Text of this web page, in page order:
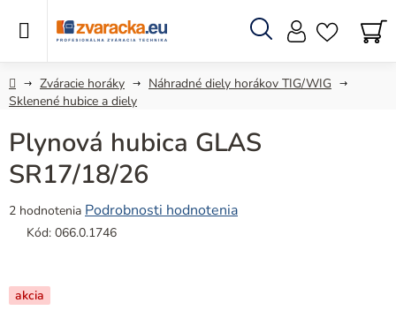
Hľadať
DomovZváracie horáky
Náhradné diely horákov TIG/WIG
Sklenené hubice a diely
Plynová hubica GLAS
SR17/18/26
Priemerné
hodnotenie
5,0
z
2 hodnotenia Podrobnosti hodnotenia
Kód: 066.0.1746
akcia